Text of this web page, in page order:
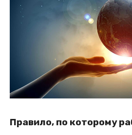
Правило, по которому